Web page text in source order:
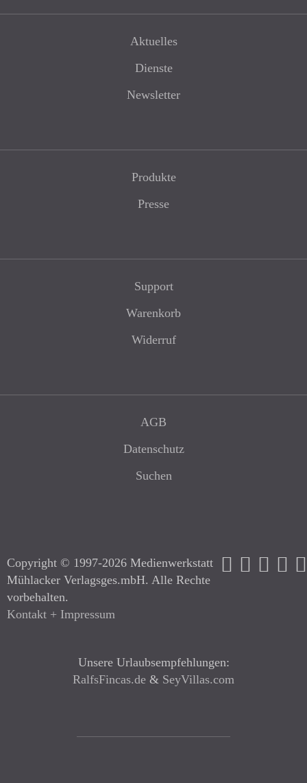
Aktuelles
Dienste
Newsletter
Produkte
Presse
Support
Warenkorb
Widerruf
AGB
Datenschutz
Suchen
Copyright © 1997-2026 Medienwerkstatt
Mühlacker Verlagsges.mbH. Alle Rechte
vorbehalten.
Kontakt + Impressum
Unsere Urlaubsempfehlungen:
RalfsFincas.de & SeyVillas.com